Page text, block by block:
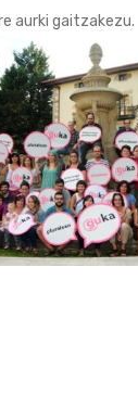
aurki gaitzakezu.